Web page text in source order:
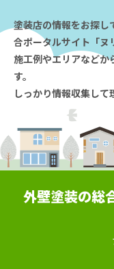
塗装店の情報をお探し
合ポータルサイト「ヌ
施工例やエリアなどか
す。
しっかり情報収集して
外壁塗装の総